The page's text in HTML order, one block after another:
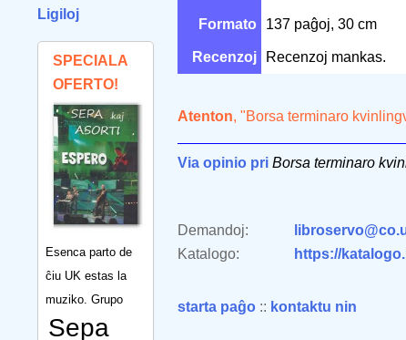
Ligiloj
SPECIALA
OFERTO!
Esenca parto de
ĉiu UK estas la
muziko. Grupo
Sepa
Formato 137 paĝoj, 30 cm
Recenzoj Recenzoj mankas.
Atenton, "Borsa terminaro
Via opinio pri Borsa terminaro
Demandoj:
Katalogo:
https://
starta paĝo :: kontaktu nin